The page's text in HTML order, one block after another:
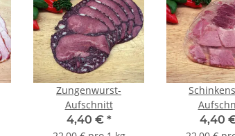
Zungenwurst-
Aufschnitt
4,40 € *
4,40